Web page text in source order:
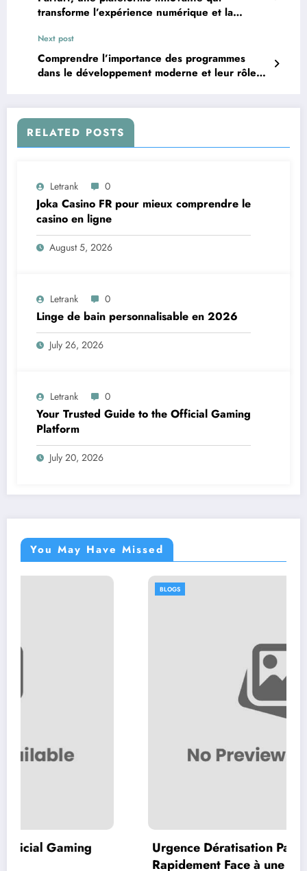
transforme l’expérience numérique et la
Next post
Comprendre l’importance des programmes
dans le développement moderne et leur rôle
RELATED POSTS
Letrank 0
Joka Casino FR pour mieux comprendre le
casino en ligne
August 5, 2026
Letrank 0
Linge de bain personnalisable en 2026
July 26, 2026
Letrank 0
Your Trusted Guide to the Official Gaming
Platform
July 20, 2026
You May Have Missed
Urgence Dératisation Paris : Comment
Rapidement Face à une Infestation de